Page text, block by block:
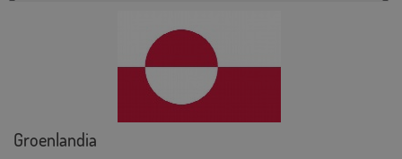
Groenlandia